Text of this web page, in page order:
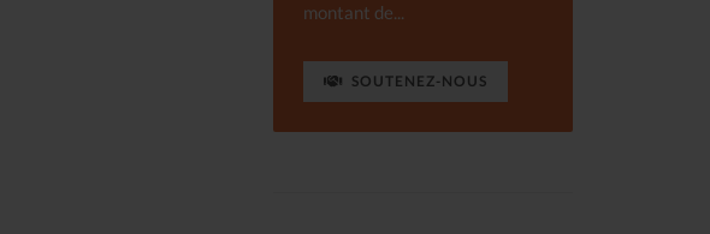
montant de...
SOUTENEZ-NOUS